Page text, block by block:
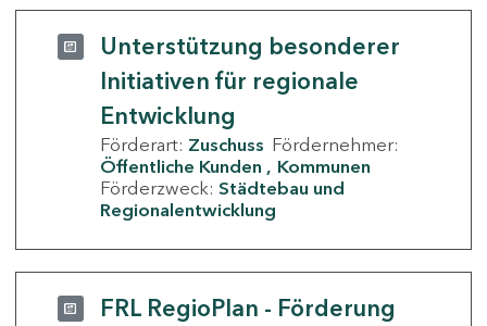
Unterstützung besonderer
Initiativen für regionale
Entwicklung
Förderart: Zuschuss Fördernehmer:
Öffentliche Kunden
Kommunen
Förderzweck: Städtebau und
Regionalentwicklung
FRL RegioPlan - Förderung